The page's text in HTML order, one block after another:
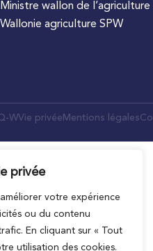
privée
votre expérience
ou du contenu
En cliquant sur « Tout
utilisation des cookies.
Ministre wallon de l’agriculture
Wallonie agriculture SPW
WVie privée Mentions légales